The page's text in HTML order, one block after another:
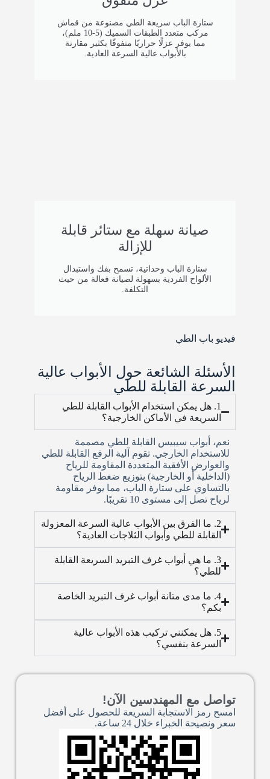
ستارة الباب سريعة الطي مصنوعة من قماش
مركب متعدد الطبقات السميك (5-10 ملم)،
مما يوفر عزلًا حراريًا متفوقًا بكثير مقارنة
بالأبواب عالية السرعة العادية.
صيانة سهلة مع ستائر قابلة
للإزالة
ستارة الباب وحداتية، تسمح بفك واستبدال
الألواح الفردية بسهولة لصيانة فعالة من حيث
التكلفة.
فيديو باب الطي
الأسئلة الشائعة حول الأبواب عالية
السرعة القابلة للطي
1. هل يمكن استخدام الأبواب القابلة للطي
السريعة في الأماكن الخارجية؟
نعم، أبواب سيبيس القابلة للطي مصممة
للاستخدام الخارجي. تقوم آلية الرفع القابلة للطي
والعوارض الأفقية المتعددة المقاومة للرياح
(الداخلية أو الخارجية) بتوزيع ضغط الرياح
بالتساوي على ستارة الباب، مما يوفر مقاومة
لرياح تصل إلى مستوى 10 تقريبًا.
2. ما الفرق بين الأبواب عالية السرعة المعزولة
القابلة للطي وأبواب الثلاجات العادية؟
3. ما هي أبواب غرف التبريد السريعة القابلة
للطي؟
4. ما مدى متانة أبواب غرف التبريد الخاصة
بكم؟
5. هل يمكنني تركيب هذه الأبواب عالية
السرعة بنفسي؟
تواصل مع المهندسين الآن!
امسح رمز الاستجابة السريعة للحصول على أفضل
سعر ونصيحة الخبراء خلال 24 ساعة.